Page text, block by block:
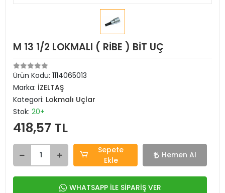
M 13 1/2 LOKMALI ( RİBE ) BİT UÇ
Ürün Kodu: 1114065013
Marka: İZELTAŞ
Kategori: Lokmalı Uçlar
Stok: 20+
418,57 TL
Sepete
Ekle
Hemen Al
WHATSAPP İLE SİPARİŞ VER